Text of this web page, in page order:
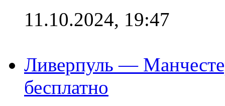
11.10.2024, 19:47
Ливерпуль —
бесплатно